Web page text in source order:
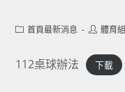
Post首頁最新消息
Post體育組
112桌球辦法 下載